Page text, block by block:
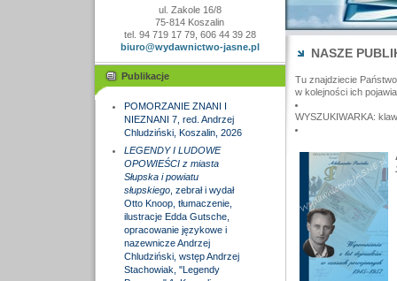
ul. Zakole 16/8
75-814 Koszalin
tel. 94 719 17 79, 606 44 39 28
biuro@wydawnictwo-jasne.pl
Publikacje
POMORZANIE ZNANI I
NIEZNANI 7, red. Andrzej
Chludziński, Koszalin, 2026
LEGENDY I LUDOWE
OPOWIEŚCI z miasta
Słupska i powiatu
słupskiego, zebrał i wydał
Otto Knoop, tłumaczenie,
ilustracje Edda Gutsche,
opracowanie językowe i
nazewnicze Andrzej
Chludziński, wstęp Andrzej
Stachowiak, "Legendy
NASZE
Tu znajdziecie
w kolejności ich
WYSZUKIWARKA: